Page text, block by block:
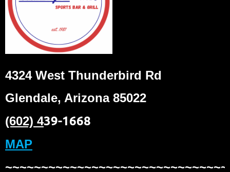
4324 West Thunderbird Rd
Glendale, Arizona 85022
(602) 439-1668
MAP